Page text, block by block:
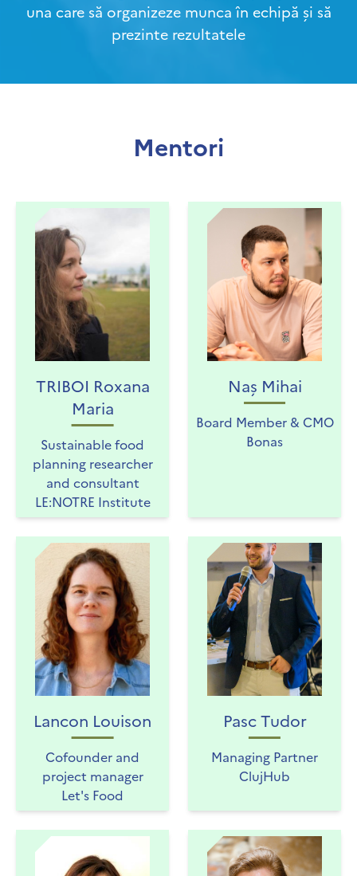
una care să organizeze munca în echipă și să
prezinte rezultatele
Mentori
TRIBOI Roxana
Maria
Sustainable food
planning researcher
and consultant
LE:NOTRE Institute
Naș Mihai
Board Member & CMO
Bonas
Lancon Louison
Cofounder and
project manager
Let's Food
Pasc Tudor
Managing Partner
ClujHub